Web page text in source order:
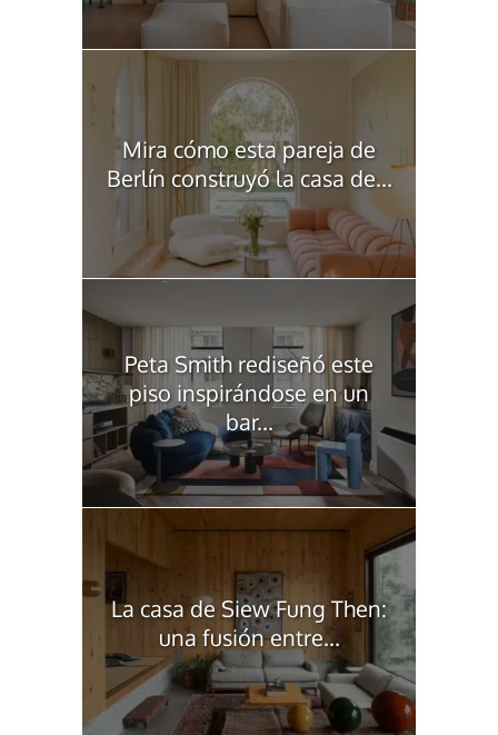
Mira cómo esta pareja de
Berlín construyó la casa de...
Peta Smith rediseñó este
piso inspirándose en un
bar...
La casa de Siew Fung Then:
una fusión entre...